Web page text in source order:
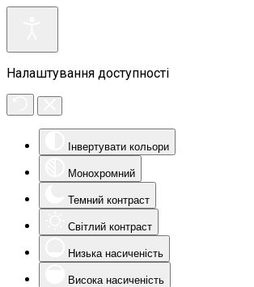
Налаштування доступності
Інвертувати кольори
Монохромний
Темний контраст
Світлий контраст
Низька насиченість
Висока насиченість